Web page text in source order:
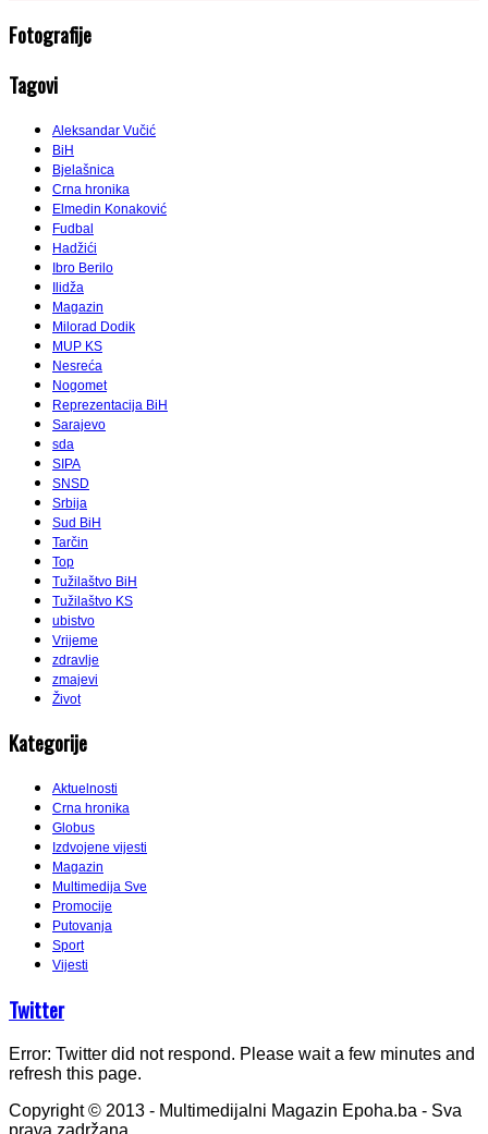
Fotografije
Tagovi
Aleksandar Vučić
BiH
Bjelašnica
Crna hronika
Elmedin Konaković
Fudbal
Hadžići
Ibro Berilo
Ilidža
Magazin
Milorad Dodik
MUP KS
Nesreća
Nogomet
Reprezentacija BiH
Sarajevo
sda
SIPA
SNSD
Srbija
Sud BiH
Tarčin
Top
Tužilaštvo BiH
Tužilaštvo KS
ubistvo
Vrijeme
zdravlje
zmajevi
Život
Kategorije
Aktuelnosti
Crna hronika
Globus
Izdvojene vijesti
Magazin
Multimedija Sve
Promocije
Putovanja
Sport
Vijesti
Twitter
Error: Twitter did not respond. Please wait a few minutes and
refresh this page.
Copyright © 2013 - Multimedijalni Magazin Epoha.ba - Sva
prava zadržana.